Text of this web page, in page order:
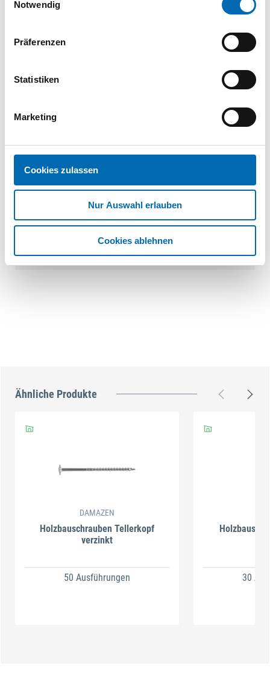
Notwendig
Präferenzen
Statistiken
Marketing
Cookies zulassen
Nur Auswahl erlauben
Cookies ablehnen
8x260TG Reibteil und
Tellerkopf-
Fräsrippen, galv.verzinkt
VPE 50 St.
1 2
Ähnliche Produkte
DAMAZEN
Holzbauschrauben Tellerkopf
verzinkt
50 Ausführungen 30